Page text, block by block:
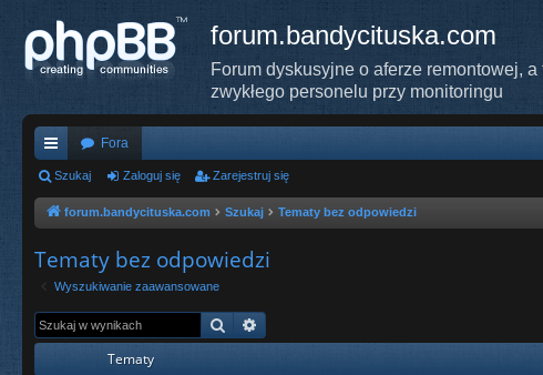
forum.bandycituska.com
Forum dyskusyjne o aferze remontowej,
zwykłego personelu przy monitoringu
ię
ce
Fora
Szukaj Zaloguj się Zarejestruj się
forum.bandycituska.com Szukaj Tematy bez odpowiedzi
Tematy bez odpowiedzi
Wyszukiwanie zaawansowane
Szukaj
Tematy